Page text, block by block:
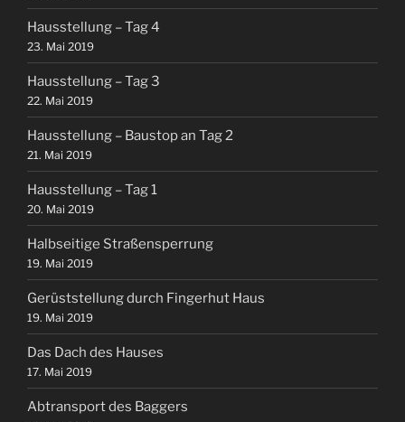
Hausstellung – Tag 4
23. Mai 2019
Hausstellung – Tag 3
22. Mai 2019
Hausstellung – Baustop an Tag 2
21. Mai 2019
Hausstellung – Tag 1
20. Mai 2019
Halbseitige Straßensperrung
19. Mai 2019
Gerüststellung durch Fingerhut Haus
19. Mai 2019
Das Dach des Hauses
17. Mai 2019
Abtransport des Baggers